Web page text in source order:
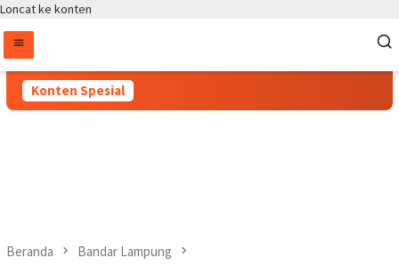
Loncat ke konten
Konten Spesial
Beranda Bandar Lampung